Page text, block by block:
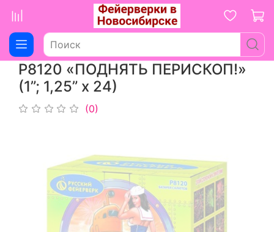
Р8120 «ПОДНЯТЬ ПЕРИСКОП!»
(1”; 1,25” х 24)
(0)